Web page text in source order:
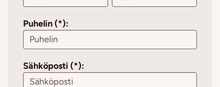
Puhelin (*):
Sähköposti (*):